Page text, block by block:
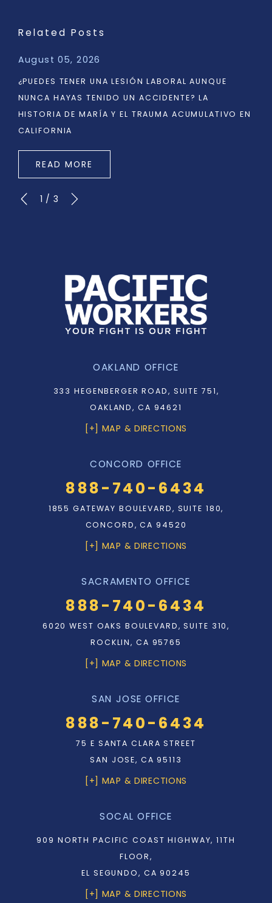
Related Posts
August 05, 2026
¿PUEDES TENER UNA LESIÓN LABORAL AUNQUE
NUNCA HAYAS TENIDO UN ACCIDENTE? LA
HISTORIA DE MARÍA Y EL TRAUMA ACUMULATIVO EN
CALIFORNIA
READ MORE
1 / 3
OAKLAND OFFICE
333 HEGENBERGER ROAD, SUITE 751,
OAKLAND, CA 94621
[+] MAP & DIRECTIONS
CONCORD OFFICE
888-740-6434
1855 GATEWAY BOULEVARD, SUITE 180,
CONCORD, CA 94520
[+] MAP & DIRECTIONS
SACRAMENTO OFFICE
888-740-6434
6020 WEST OAKS BOULEVARD, SUITE 310,
ROCKLIN, CA 95765
[+] MAP & DIRECTIONS
SAN JOSE OFFICE
888-740-6434
75 E SANTA CLARA STREET
SAN JOSE, CA 95113
[+] MAP & DIRECTIONS
SOCAL OFFICE
909 NORTH PACIFIC COAST HIGHWAY, 11TH
FLOOR,
EL SEGUNDO, CA 90245
[+] MAP & DIRECTIONS